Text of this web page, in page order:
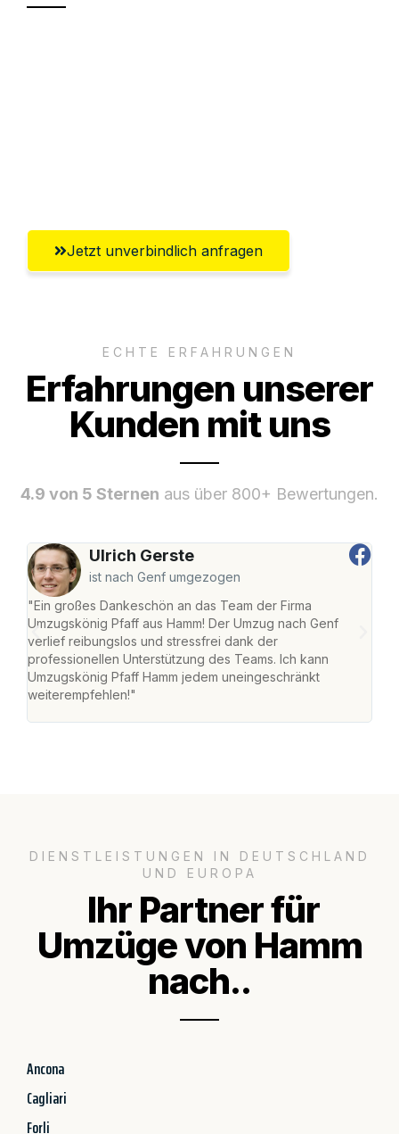
Jetzt unverbindlich anfragen
ECHTE ERFAHRUNGEN
Erfahrungen unserer
Kunden mit uns
4.9 von 5 Sternen aus über 800+ Bewertungen.
Ulrich Gerste
ist nach Genf umgezogen
"Ein großes Dankeschön an das Team der Firma
Umzugskönig Pfaff aus Hamm! Der Umzug nach Genf
verlief reibungslos und stressfrei dank der
professionellen Unterstützung des Teams. Ich kann
Umzugskönig Pfaff Hamm jedem uneingeschränkt
weiterempfehlen!"
DIENSTLEISTUNGEN IN DEUTSCHLAND
UND EUROPA
Ihr Partner für
Umzüge von Hamm
nach..
Ancona
Cagliari
Forli